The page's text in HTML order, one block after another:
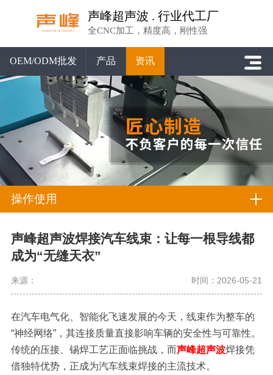
声峰超声波 . 行业代工厂
全CNC加工，精度高，刚性强
OEM/ODM批发 产品 资讯
操作使用
声峰超声波焊接汽车线束：让每一根导线都
成为“无缝天衣”
来源： 时间：2026-05-21
在汽车电气化、智能化飞速发展的今天，线束作为整车的
“神经网络”，其连接质量直接影响车辆的安全性与可靠性。
传统的压接、锡焊工艺正面临挑战，而声峰超声波焊接凭
借独特优势，正成为汽车线束焊接的主流技术。